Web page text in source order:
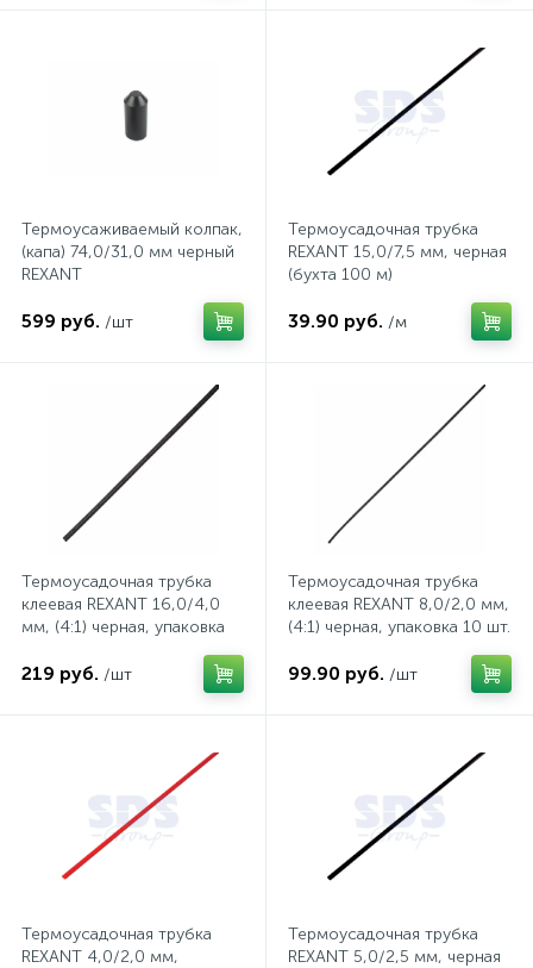
Термоусаживаемый колпак,
(капа) 74,0/31,0 мм черный
REXANT
599 руб. /шт
Термоусадочная трубка
REXANT 15,0/7,5 мм, черная
(бухта 100 м)
39.90 руб. /м
Термоусадочная трубка
клеевая REXANT 16,0/4,0
мм, (4:1) черная, упаковка
219 руб. /шт
Термоусадочная трубка
клеевая REXANT 8,0/2,0 мм,
(4:1) черная, упаковка 10 шт.
99.90 руб. /шт
Термоусадочная трубка
REXANT 4,0/2,0 мм,
Термоусадочная трубка
REXANT 5,0/2,5 мм, черная
Страховочные пояса
Шлемы для пескоструйных работ
Щитки лицевые
Пистолеты для герметиков аккумуляторные
Строительные радио и фонари
Фены технические
Фрезеры
Штроборезы
Патроны и переходники для ламп
Протяжки для кабелей
Прочие электроустановочные изделия
Рамки (розеток и выключателей)
Реле и контакторы
2
Розетки TV, аудио, телефон, компьютер
Розетки и механизмы электрические